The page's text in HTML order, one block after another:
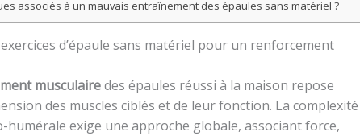
associés à un mauvais entraînement des épaules sans matériel ?
d’épaule sans matériel pour un renforcement
musculairedes épaules réussi à la maison repose
des muscles ciblés et de leur fonction. La complexité
humérale exige une approche globale, associant force,